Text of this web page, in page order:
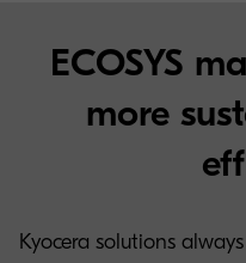
ECOSYS
more
Kyocera solutions